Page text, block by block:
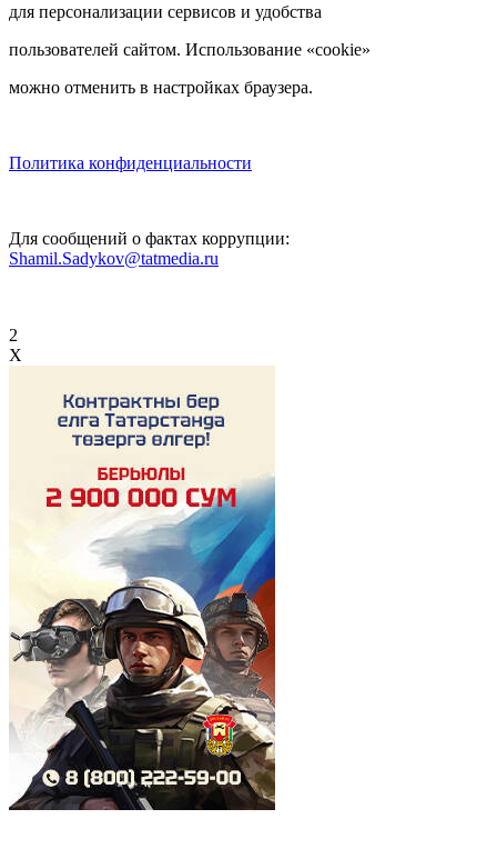
для персонализации сервисов и удобства
пользователей сайтом. Использование «cookie»
можно отменить в настройках браузера.
Политика конфиденциальности
Для сообщений о фактах коррупции:
Shamil.Sadykov@tatmedia.ru
2
X